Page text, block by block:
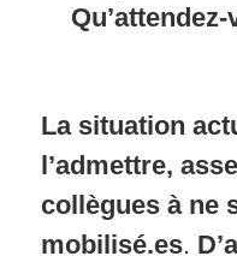
La situation
l’admettre,
collègues à ne
mobilisé.es.